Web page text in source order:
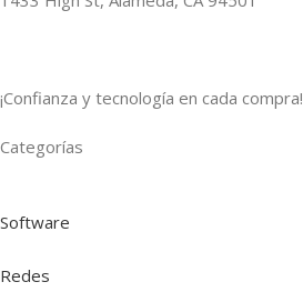
¡Confianza y tecnología en cada compra!
Categorías
Software
Redes